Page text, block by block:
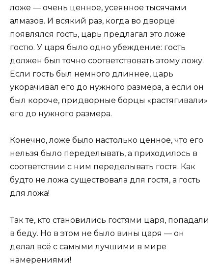
ложе — очень ценное, усеянное тысячами
алмазов. И всякий раз, когда во дворце
появлялся гость, царь предлагал это ложе
гостю. У царя было одно убеждение: гость
должен был точно соответствовать этому ложу.
Если гость был немного длиннее, царь
укорачивал его до нужного размера, а если он
был короче, придворные борцы «растягивали»
его до нужного размера.
Конечно, ложе было настолько ценное, что его
нельзя было переделывать, а приходилось в
соответствии с ним переделывать гостя. Как
будто не ложа существовала для гостя, а гость
для ложа!
Так те, кто становились гостями царя, попадали
в беду. Но в этом не было вины царя — он
делал всё с самыми лучшими в мире
намерениями!